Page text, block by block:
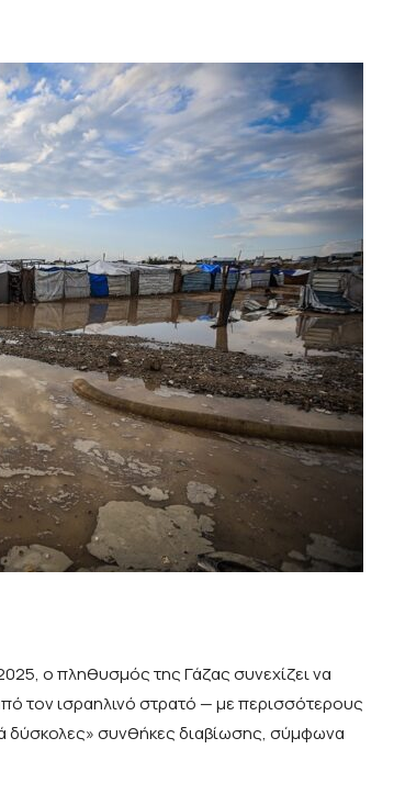
ο πληθυσμός της Γάζας συνεχίζει να
τον ισραηλινό στρατό — με περισσότερους
δύσκολες» συνθήκες διαβίωσης, σύμφωνα